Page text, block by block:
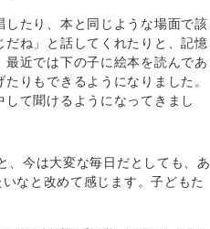
たり、本と同じような場面で該
ね」と話してくれたりと、記憶
近では下の子に絵本を読んであ
りもできるようになりました。
て聞けるようになってきまし
、今は大変な毎日だとしても、あ
なと改めて感じます。子どもた